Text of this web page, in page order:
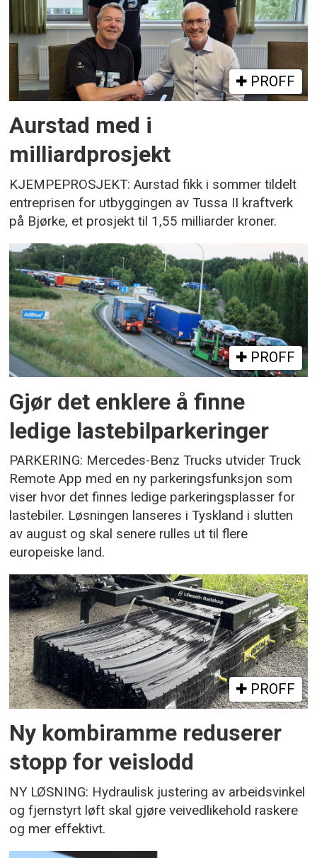
PROFF
Aurstad med i
milliardprosjekt
KJEMPEPROSJEKT: Aurstad fikk i sommer tildelt
entreprisen for utbyggingen av Tussa II kraftverk
på Bjørke, et prosjekt til 1,55 milliarder kroner.
PROFF
Gjør det enklere å finne
ledige lastebilparkeringer
PARKERING: Mercedes-Benz Trucks utvider Truck
Remote App med en ny parkeringsfunksjon som
viser hvor det finnes ledige parkeringsplasser for
lastebiler. Løsningen lanseres i Tyskland i slutten
av august og skal senere rulles ut til flere
europeiske land.
PROFF
Ny kombiramme reduserer
stopp for veislodd
NY LØSNING: Hydraulisk justering av arbeidsvinkel
og fjernstyrt løft skal gjøre veivedlikehold raskere
og mer effektivt.